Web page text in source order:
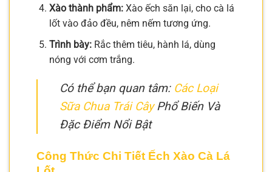
Xào thành phẩm:Xào ếch săn lại, cho cà lá
lốt vào đảo đều, nêm nếm tương ứng.
Trình bày:Rắc thêm tiêu, hành lá, dùng
nóng với cơm trắng.
Có thể bạn quan tâm: Các Loại
Sữa Chua Trái CâyPhổ Biến Và
Đặc Điểm Nổi Bật
Công Thức Chi Tiết Ếch Xào Cà Lá